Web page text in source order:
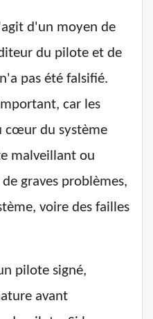
d'un moyen de
du pilote et de
pas été falsifié.
car les
cœur du système
malveillant ou
graves problèmes,
voire des failles
pilote signé,
avant